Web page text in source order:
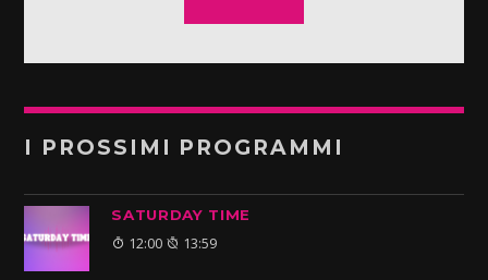
I PROSSIMI PROGRAMMI
SATURDAY TIME
12:00 13:59